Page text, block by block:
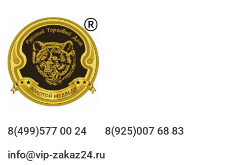
8(499)577 00 24
8(925)007 68 83
info@vip-zakaz24.ru